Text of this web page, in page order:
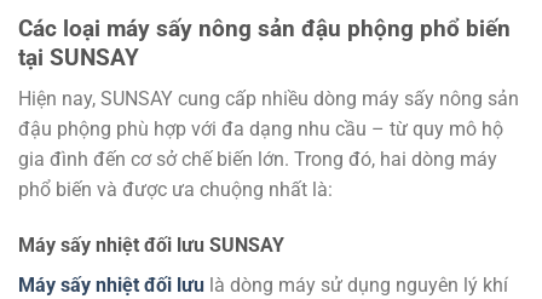
Các loại máy sấy nông sản đậu phộng phổ biến
tại SUNSAY
Hiện nay, SUNSAY cung cấp nhiều dòng máy sấy nông sản
đậu phộng phù hợp với đa dạng nhu cầu – từ quy mô hộ
gia đình đến cơ sở chế biến lớn. Trong đó, hai dòng máy
phổ biến và được ưa chuộng nhất là:
Máy sấy nhiệt đối lưu SUNSAY
Máy sấy nhiệt đối lưu là dòng máy sử dụng nguyên lý khí